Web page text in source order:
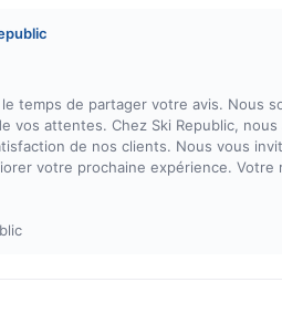
temps de partager votre avis. Nous
vos attentes. Chez Ski Republic,
de nos clients. Nous vous
votre prochaine expérience.